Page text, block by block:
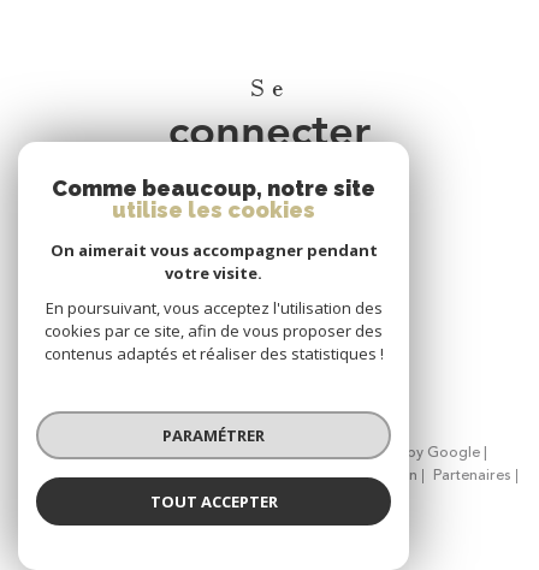
Se
connecter
espace propriétaire
Nous
adhérons
© 2026 | Tous droits réservés | Traduction powered by Google |
Nos honoraires
Plan du site Mentions légales Admin
Partenaires
Politique RGPD
Comme beaucoup, notre site
utilise les cookies
On aimerait vous accompagner pendant
votre visite.
En poursuivant, vous acceptez l'utilisation des
cookies par ce site, afin de vous proposer des
contenus adaptés et réaliser des statistiques !
PARAMÉTRER
TOUT ACCEPTER